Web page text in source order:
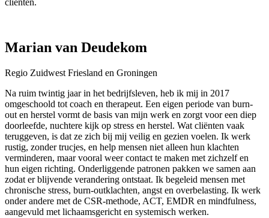
Marian van Deudekom
Regio Zuidwest Friesland en Groningen
Na ruim twintig jaar in het bedrijfsleven, heb ik mij in 2017
omgeschoold tot coach en therapeut. Een eigen periode van burn-
out en herstel vormt de basis van mijn werk en zorgt voor een diep
doorleefde, nuchtere kijk op stress en herstel. Wat cliënten vaak
teruggeven, is dat ze zich bij mij veilig en gezien voelen. Ik werk
rustig, zonder trucjes, en help mensen niet alleen hun klachten
verminderen, maar vooral weer contact te maken met zichzelf en
hun eigen richting. Onderliggende patronen pakken we samen aan
zodat er blijvende verandering ontstaat. Ik begeleid mensen met
chronische stress, burn-outklachten, angst en overbelasting. Ik werk
onder andere met de CSR-methode, ACT, EMDR en mindfulness,
aangevuld met lichaamsgericht en systemisch werken.